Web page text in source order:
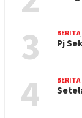
3 BERITA,
Pj
4 BERITA